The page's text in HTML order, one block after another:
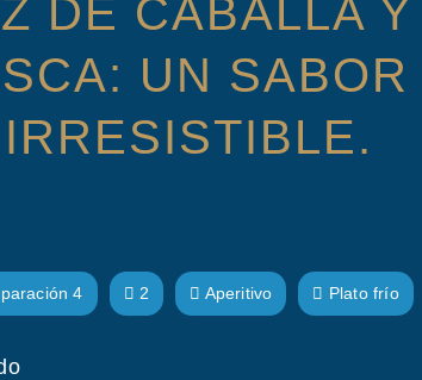
DE CABALLA Y
UN SABOR
4 2 Aperitivo Plato frío